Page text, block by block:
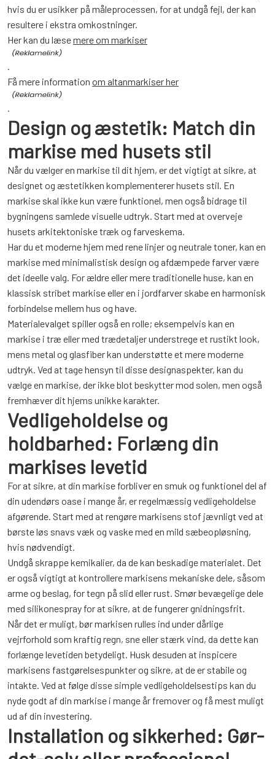
hvis du er usikker på måleprocessen, for at undgå fejl, der kan
resultere i ekstra omkostninger.
Her kan du læsemere om markiser
Få mere information om altanmarkiser her
Design og æstetik: Match din
markise med husets stil
Når du vælger en markise til dit hjem, er det vigtigt at sikre, at
designet og æstetikken komplementerer husets stil. En
markise skal ikke kun være funktionel, men også bidrage til
bygningens samlede visuelle udtryk. Start med at overveje
husets arkitektoniske træk og farveskema.
Har du et moderne hjem med rene linjer og neutrale toner, kan en
markise med minimalistisk design og afdæmpede farver være
det ideelle valg. For ældre eller mere traditionelle huse, kan en
klassisk stribet markise eller en i jordfarver skabe en harmonisk
forbindelse mellem hus og have.
Materialevalget spiller også en rolle; eksempelvis kan en
markise i træ eller med trædetaljer understrege et rustikt look,
mens metal og glasfiber kan understøtte et mere moderne
udtryk. Ved at tage hensyn til disse designaspekter, kan du
vælge en markise, der ikke blot beskytter mod solen, men også
fremhæver dit hjems unikke karakter.
Vedligeholdelse og
holdbarhed: Forlæng din
markises levetid
For at sikre, at din markise forbliver en smuk og funktionel del af
din udendørs oase i mange år, er regelmæssig vedligeholdelse
afgørende. Start med at rengøre markisens stof jævnligt ved at
børste løs snavs væk og vaske med en mild sæbeopløsning,
hvis nødvendigt.
Undgå skrappe kemikalier, da de kan beskadige materialet. Det
er også vigtigt at kontrollere markisens mekaniske dele, såsom
arme og beslag, for tegn på slid eller rust. Smør bevægelige dele
med silikonespray for at sikre, at de fungerer gnidningsfrit.
Når det er muligt, bør markisen rulles ind under dårlige
vejrforhold som kraftig regn, sne eller stærk vind, da dette kan
forlænge levetiden betydeligt. Husk desuden at inspicere
markisens fastgørelsespunkter og sikre, at de er stabile og
intakte. Ved at følge disse simple vedligeholdelsestips kan du
nyde godt af din markise i mange år fremover og få mest muligt
ud af din investering.
Installation og sikkerhed: Gør-